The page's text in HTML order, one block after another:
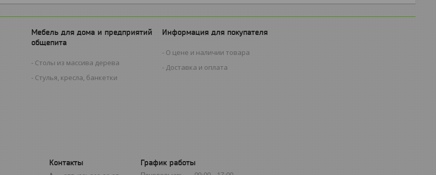
Мебель для дома и предприятий
общепита
Столы из массива дерева
Стулья, кресла, банкетки
Информация для покупателя
О цене и наличии товара
Доставка и оплата
График работы